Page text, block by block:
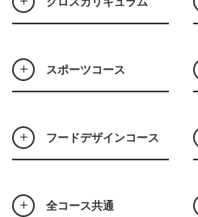
スポーツコース
フードデザインコース
全コース共通